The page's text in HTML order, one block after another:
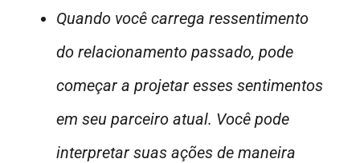
Quando você carrega ressentimento
do relacionamento passado, pode
começar a projetar esses sentimentos
em seu parceiro atual. Você pode
interpretar suas ações de maneira